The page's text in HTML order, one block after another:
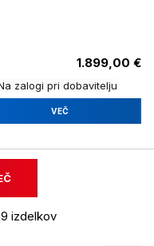
1.899,00 €
zalogi pri dobavitelju
VEČ
izdelkov